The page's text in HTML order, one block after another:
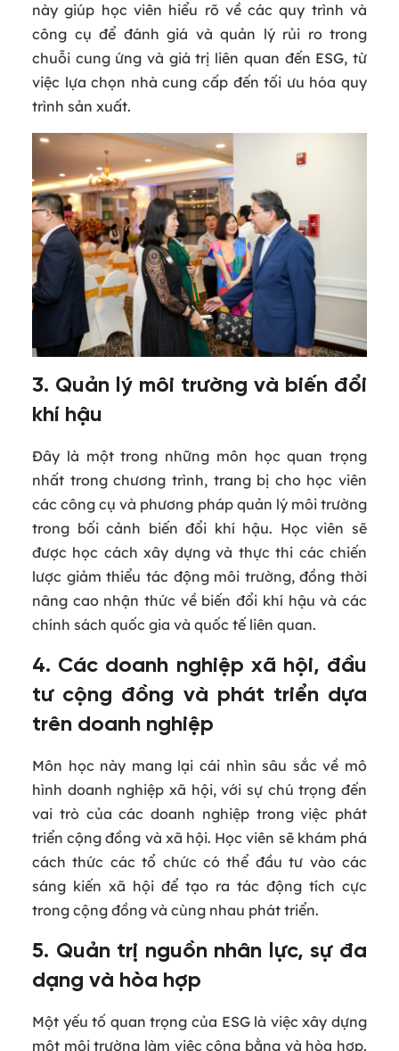
này giúp học viên hiểu rõ về các quy trình và
công cụ để đánh giá và quản lý rủi ro trong
chuỗi cung ứng và giá trị liên quan đến ESG, từ
việc lựa chọn nhà cung cấp đến tối ưu hóa quy
trình sản xuất.
3. Quản lý môi trường và biến đổi
khí hậu
Đây là một trong những môn học quan trọng
nhất trong chương trình, trang bị cho học viên
các công cụ và phương pháp quản lý môi trường
trong bối cảnh biến đổi khí hậu. Học viên sẽ
được học cách xây dựng và thực thi các chiến
lược giảm thiểu tác động môi trường, đồng thời
nâng cao nhận thức về biến đổi khí hậu và các
chính sách quốc gia và quốc tế liên quan.
4. Các doanh nghiệp xã hội, đầu
tư cộng đồng và phát triển dựa
trên doanh nghiệp
Môn học này mang lại cái nhìn sâu sắc về mô
hình doanh nghiệp xã hội, với sự chú trọng đến
vai trò của các doanh nghiệp trong việc phát
triển cộng đồng và xã hội. Học viên sẽ khám phá
cách thức các tổ chức có thể đầu tư vào các
sáng kiến xã hội để tạo ra tác động tích cực
trong cộng đồng và cùng nhau phát triển.
5. Quản trị nguồn nhân lực, sự đa
dạng và hòa hợp
Một yếu tố quan trọng của ESG là việc xây dựng
một môi trường làm việc công bằng và hòa hợp.